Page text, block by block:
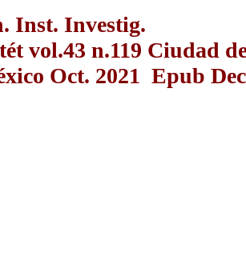
Inst. Investig.
vol.43 n.119 Ciudad
Oct. 2021 Epub